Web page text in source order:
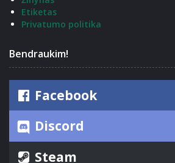
Etiketas
Privatumo politika
Bendraukim!
Facebook
Discord
Steam